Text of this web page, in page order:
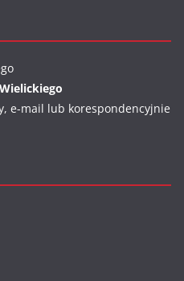
e-mail lub korespondencyjnie